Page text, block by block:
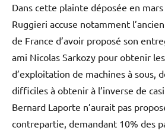
Dans cette plainte déposée en
Ruggieri accuse notamment
de France d’avoir proposé son
ami Nicolas Sarkozy pour obtenir
d’exploitation de machines à sous,
difficiles à obtenir à l’inverse de
Bernard Laporte n’aurait pas
contrepartie, demandant 10% des